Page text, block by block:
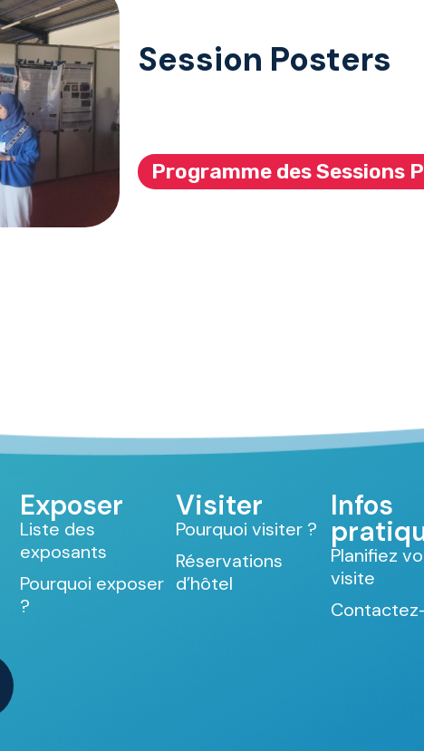
Session Posters
Programme des Sessions
Exposer
Liste des
exposants
Pourquoi exposer
?
Visiter
Pourquoi visiter ?
Réservations
d’hôtel
Infos
Planifiez
visite